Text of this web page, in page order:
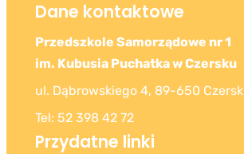
Dane kontaktowe
Przedszkole Samorządowe nr 1
im. Kubusia Puchatka w Czersku
ul. Dąbrowskiego 4, 89-650 Czersk
Tel: 52 398 42 72
Przydatne linki